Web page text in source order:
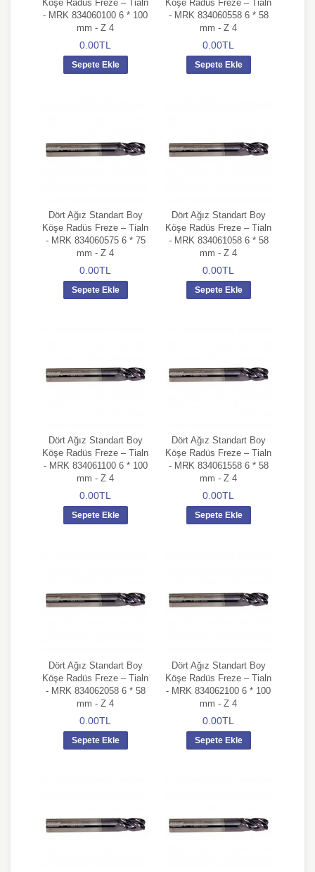
Köşe Radüs Freze – Tialn
- MRK 834060100 6 * 100
mm - Z 4
0.00TL
Sepete Ekle
Köşe Radüs Freze – Tialn
- MRK 834060558 6 * 58
mm - Z 4
0.00TL
Sepete Ekle
Dört Ağız Standart Boy
Köşe Radüs Freze – Tialn
- MRK 834060575 6 * 75
mm - Z 4
0.00TL
Sepete Ekle
Dört Ağız Standart Boy
Köşe Radüs Freze – Tialn
- MRK 834061058 6 * 58
mm - Z 4
0.00TL
Sepete Ekle
Dört Ağız Standart Boy
Köşe Radüs Freze – Tialn
- MRK 834061100 6 * 100
mm - Z 4
0.00TL
Sepete Ekle
Dört Ağız Standart Boy
Köşe Radüs Freze – Tialn
- MRK 834061558 6 * 58
mm - Z 4
0.00TL
Sepete Ekle
Dört Ağız Standart Boy
Köşe Radüs Freze – Tialn
- MRK 834062058 6 * 58
mm - Z 4
0.00TL
Sepete Ekle
Dört Ağız Standart Boy
Köşe Radüs Freze – Tialn
- MRK 834062100 6 * 100
mm - Z 4
0.00TL
Sepete Ekle